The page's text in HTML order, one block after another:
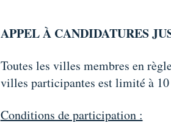
APPEL À CANDIDATURES
Toutes les villes membres en
villes participantes est limité à
Conditions de participation :